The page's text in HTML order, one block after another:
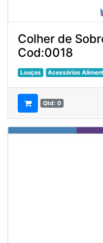
Colher de
Cod:0018
Louças Acessórios
Qtd: 0